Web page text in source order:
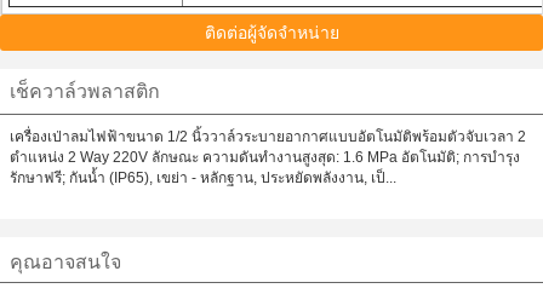
ติดต่อผู้จัดจำหน่าย
เช็ควาล์วพลาสติก
เครื่องเป่าลมไฟฟ้าขนาด 1/2 นิ้ววาล์วระบายอากาศแบบอัตโนมัติพร้อมตัวจับเวลา 2
ตำแหน่ง 2 Way 220V ลักษณะ ความดันทำงานสูงสุด: 1.6 MPa อัตโนมัติ; การบำรุง
รักษาฟรี; กันน้ำ (IP65), เขย่า - หลักฐาน, ประหยัดพลังงาน, เป็...
คุณอาจสนใจ